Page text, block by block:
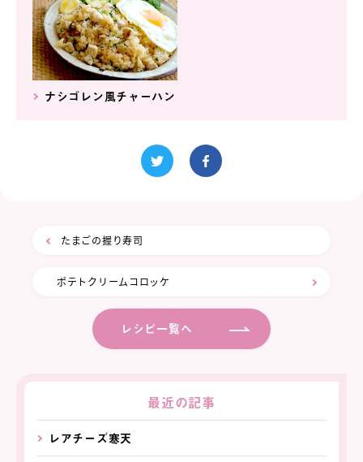
ナシゴレン風チャーハン
たまごの握り寿司
ポテトクリームコロッケ
レシピ一覧へ
最近の記事
レアチーズ寒天